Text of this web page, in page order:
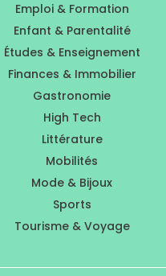
Emploi & Formation
Enfant & Parentalité
Études & Enseignement
Finances & Immobilier
Gastronomie
High Tech
Littérature
Mobilités
Mode & Bijoux
Sports
Tourisme & Voyage